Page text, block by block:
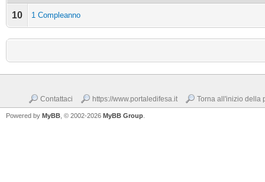
10 1 Compleanno
Contattaci https://www.portaledifesa.it Torna all'inizio della
Powered by MyBB , © 2002-2026 MyBB Group